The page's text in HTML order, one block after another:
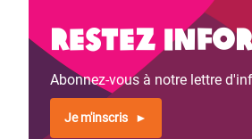
Restez
Abonnez-vous à notre lettre
Je m'inscris